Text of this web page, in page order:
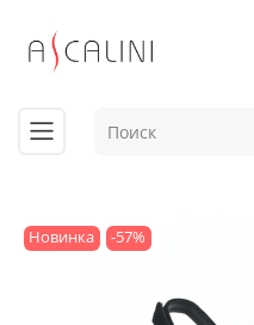
Новинка -57%